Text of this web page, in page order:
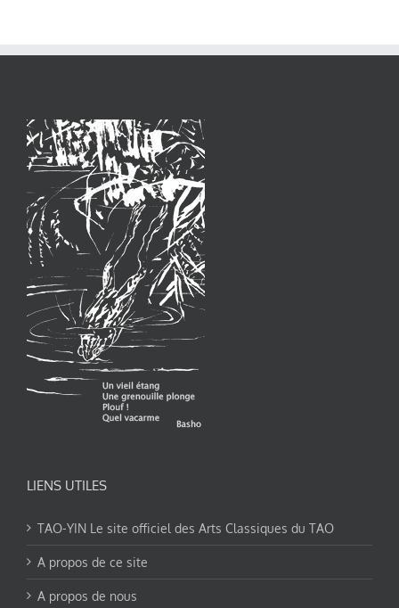
LIENS UTILES
TAO-YIN Le site officiel des Arts Classiques du TAO
A propos de ce site
A propos de nous